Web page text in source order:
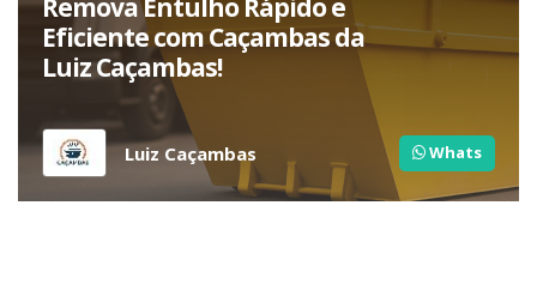
Remova Entulho Rápido e
Eficiente com Caçambas da
Luiz Caçambas!
Luiz Caçambas Whats